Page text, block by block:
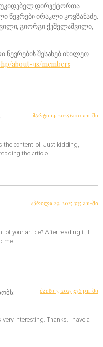
დირექტორთა
წევრები ირაკლი კოვზანაძე,
გიორგი ქეშელაშვილი,
შესახებ იხილეთ
about-us/members
მარტი 14, 2025 6:00 am-ში
the content lol. Just kidding,
the article.
აპრილი 29, 2025 3:35 am-ში
of your article? After reading it, I
me.
მაისი 7, 2025 3:36 pm-ში
interesting. Thanks. I have a